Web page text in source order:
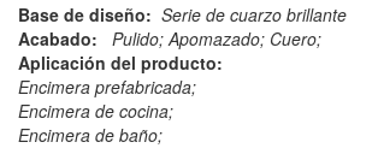
Base de diseño: Serie de cuarzo brillante
Acabado:
Pulido; Apomazado; Cuero;
Aplicación del producto:
Encimera prefabricada;
Encimera de cocina;
Encimera de baño;